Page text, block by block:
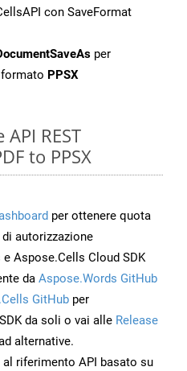
con SaveFormat
per
PPSX
REST
to PPSX
per ottenere quota
autorizzazione
Aspose.Cells Cloud SDK
da Aspose.Words GitHub
GitHub per
da soli o vai alle Release
alternative.
al riferimento API basato su